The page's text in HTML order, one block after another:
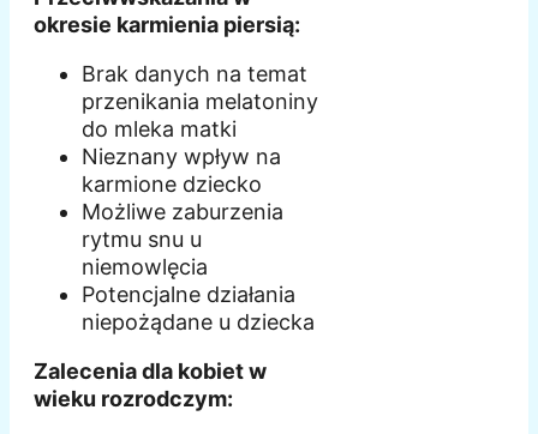
okresie karmienia piersią:
Brak danych na temat
przenikania melatoniny
do mleka matki
Nieznany wpływ na
karmione dziecko
Możliwe zaburzenia
rytmu snu u
niemowlęcia
Potencjalne działania
niepożądane u dziecka
Zalecenia dla kobiet w
wieku rozrodczym: